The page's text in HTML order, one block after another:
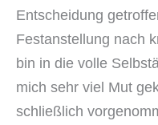
Entscheidung
Festanstellung nach
bin in die volle
mich sehr viel Mut
schließlich